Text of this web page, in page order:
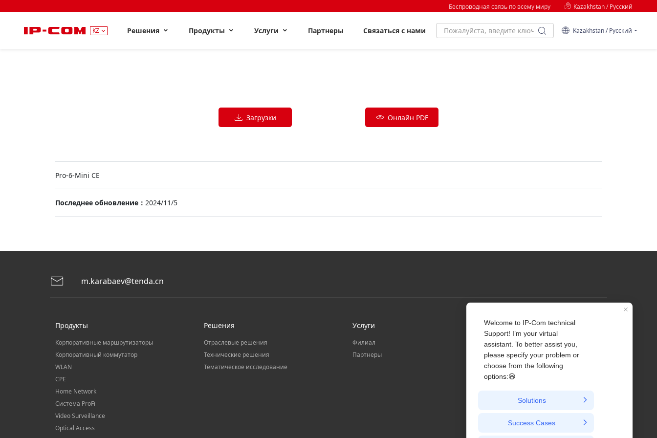
Беспроводная связь по всему миру Kazakhstan / Русский
KZ Решения Продукты Услуги Партнеры Связаться с нами Kazakhstan / Русский
Загрузки Онлайн PDF
Pro-6-Mini CE
Последнее обновление： 2024/11/5
m.karabaev@tenda.cn
Продукты
Корпоративные маршрутизаторы
Корпоративный коммутатор
WLAN
CPE
Home Network
Система ProFi
Video Surveillance
Optical Access
Решения
Отраслевые решения
Технические решения
Тематическое исследование
Услуги
Филиал
Партнеры
Профиль
Связаться с нами
О нас
Новости